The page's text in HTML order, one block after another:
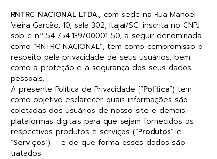
RNTRC NACIONAL LTDA.,com sede na Rua Manoel
Vieira Garcão, 10, sala 302, Itajaí/SC, inscrita no CNPJ
sob o nº 54.754.139/00001-50, a seguir denominada
como “RNTRC NACIONAL”, tem como compromisso o
respeito pela privacidade de seus usuários, bem
como a proteção e a segurança dos seus dados
pessoais.
A presente Política de Privacidade (“Política”) tem
como objetivo esclarecer quais informações são
coletadas dos usuários de nosso site e demais
plataformas digitais para que sejam fornecidos os
respectivos produtos e serviços (“Produtos” e
“Serviços”) – e de que forma esses dados são
tratados.